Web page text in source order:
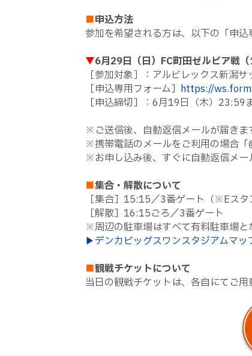
■申込方法
参加を希望される方は、以下の「申込
▼6月29日（日）FC町田ゼルビア戦
［参加対象］：アルビレックス新潟
［申込専用フォーム］ https://
［申込締切］：6月19日（木）23:59
※ご送信後、自動返信メールが届きま
※携帯電話のメールをご利用の場合
※お申し込み後、すぐに自動返信メ
■集合・解散について
［集合］15:15／3番ゲート（※Eスタ
［解散］16:15ごろ／3番ゲート
※周辺の駐車場はすべて有料駐車場と
▶デンカビッグスワンスタジアムマッ
■観戦チケットについて
当日の観戦チケットは、各自にてご用